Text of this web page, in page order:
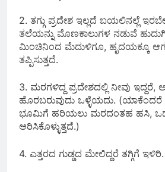
2. ತಗ್ಗು ಪ್ರದೇಶ ಇಲ್ಲದೆ ಬಯಲಿನಲ್ಲೆ
ತಲೆಯನ್ನು ಮೊಣಕಾಲುಗಳ ನಡುವೆ
ಮಿಂಚಿನಿಂದ ಮೆದುಳಿಗೂ, ಹೃದಯಕ್ಕೂ
ತಪ್ಪಿಸುತ್ತದೆ.
3. ಮರಗಳಿದ್ದ ಪ್ರದೇಶದಲ್ಲಿ ನೀವು ಇದ್ದರೆ,
ಹೊರಬರುವುದು ಒಳ್ಳೆಯದು.
ಭೂಮಿಗೆ ಹರಿಯಲು ಮರದಂತಹ ಹಸಿ, ಒದ್ದೆ
ಆರಿಸಿಕೊಳ್ಳುತ್ತದೆ.)
4. ಎತ್ತರದ ಗುಡ್ಡದ ಮೇಲಿದ್ದರೆ ತಗ್ಗಿಗೆ ಇಳಿರಿ.